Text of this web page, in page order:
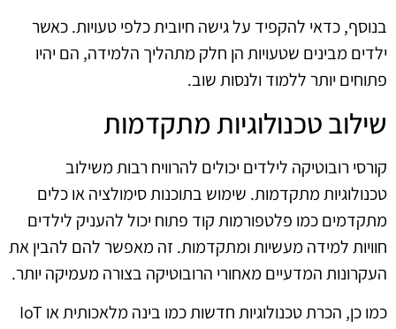
בנוסף, כדאי להקפיד על גישה חיובית כלפי טעויות. כאשר
ילדים מבינים שטעויות הן חלק מתהליך הלמידה, הם יהיו
פתוחים יותר ללמוד ולנסות שוב.
שילוב טכנולוגיות מתקדמות
קורסי רובוטיקה לילדים יכולים להרוויח רבות משילוב
טכנולוגיות מתקדמות. שימוש בתוכנות סימולציה או כלים
מתקדמים כמו פלטפורמות קוד פתוח יכול להעניק לילדים
חוויות למידה מעשיות ומתקדמות. זה מאפשר להם להבין את
העקרונות המדעיים מאחורי הרובוטיקה בצורה מעמיקה יותר.
כמו כן, הכרת טכנולוגיות חדשות כמו בינה מלאכותית או IoT